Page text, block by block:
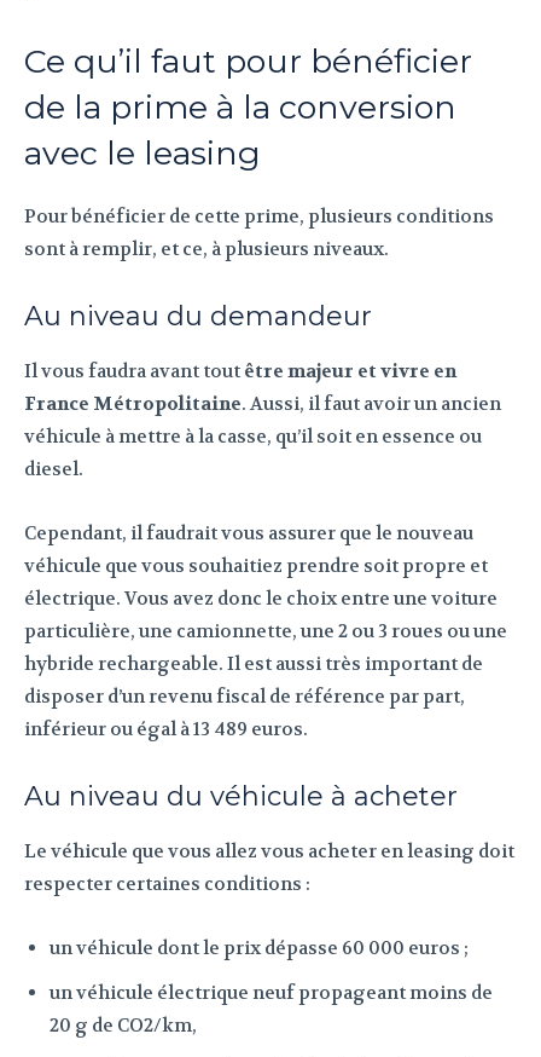
Ce qu’il faut pour bénéficier
de la prime à la conversion
avec le leasing
Pour bénéficier de cette prime, plusieurs conditions
sont à remplir, et ce, à plusieurs niveaux.
Au niveau du demandeur
Il vous faudra avant tout être majeur et vivre en
France Métropolitaine. Aussi, il faut avoir un ancien
véhicule à mettre à la casse, qu’il soit en essence ou
diesel.
Cependant, il faudrait vous assurer que le nouveau
véhicule que vous souhaitiez prendre soit propre et
électrique. Vous avez donc le choix entre une voiture
particulière, une camionnette, une 2 ou 3 roues ou une
hybride rechargeable. Il est aussi très important de
disposer d’un revenu fiscal de référence par part,
inférieur ou égal à 13 489 euros.
Au niveau du véhicule à acheter
Le véhicule que vous allez vous acheter en leasing doit
respecter certaines conditions :
un véhicule dont le prix dépasse 60 000 euros ;
un véhicule électrique neuf propageant moins de
20 g de CO2/km,